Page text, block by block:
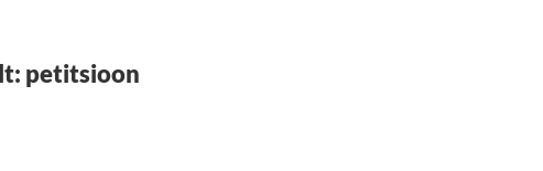
petitsioon